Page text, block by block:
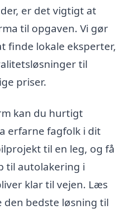
er det vigtigt at
til opgaven. Vi gør
finde lokale eksperter,
til
priser.
kan du hurtigt
erfarne fagfolk i dit
til en leg, og få
til autolakering i
klar til vejen. Læs
bedste løsning til